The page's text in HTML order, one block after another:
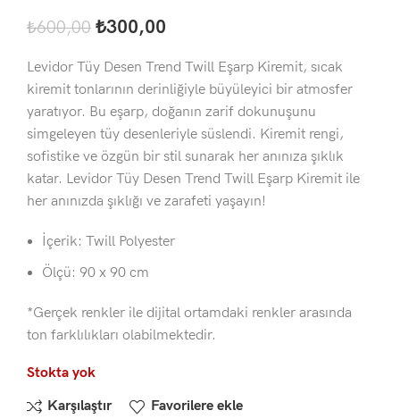
₺600,00 ₺300,00
Levidor Tüy Desen Trend Twill Eşarp Kiremit, sıcak
kiremit tonlarının derinliğiyle büyüleyici bir atmosfer
yaratıyor. Bu eşarp, doğanın zarif dokunuşunu
simgeleyen tüy desenleriyle süslendi. Kiremit rengi,
sofistike ve özgün bir stil sunarak her anınıza şıklık
katar. Levidor Tüy Desen Trend Twill Eşarp Kiremit ile
her anınızda şıklığı ve zarafeti yaşayın!
İçerik: Twill Polyester
Ölçü: 90 x 90 cm
*Gerçek renkler ile dijital ortamdaki renkler arasında
ton farklılıkları olabilmektedir.
Stokta yok
Karşılaştır
Favorilere ekle